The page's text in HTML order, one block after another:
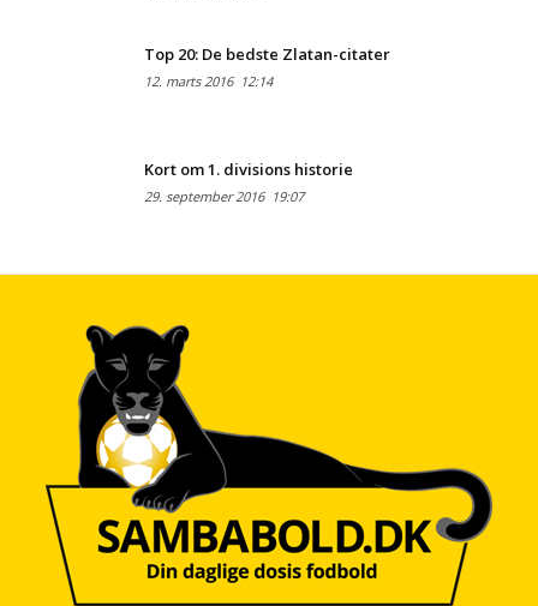
Top 20: De bedste Zlatan-citater
12. marts 201612:14
Kort om 1. divisions historie
29. september 201619:07